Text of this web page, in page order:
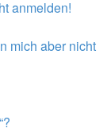
anmelden!
mich aber nicht